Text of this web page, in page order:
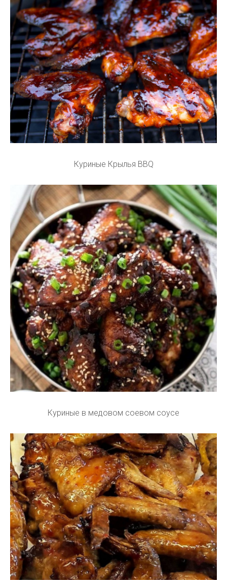
Куриные Крылья BBQ
Куриные в медовом соевом соусе